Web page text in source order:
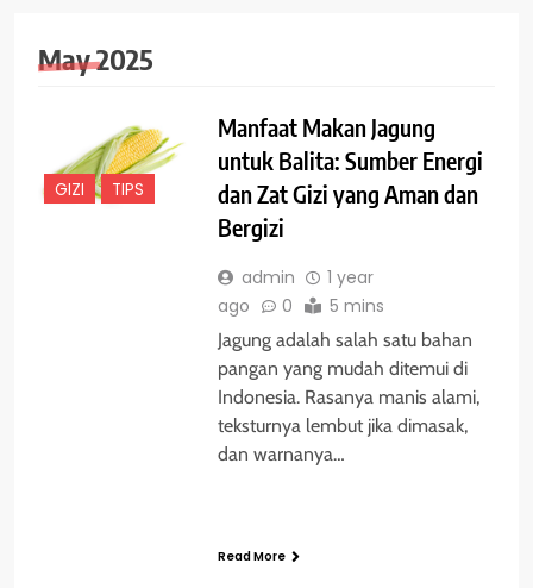
May 2025
GIZI TIPS
Manfaat Makan Jagung
untuk Balita: Sumber Energi
dan Zat Gizi yang Aman dan
Bergizi
admin
1 year
ago
0 5 mins
Jagung adalah salah satu bahan
pangan yang mudah ditemui di
Indonesia. Rasanya manis alami,
teksturnya lembut jika dimasak,
dan warnanya…
Read More